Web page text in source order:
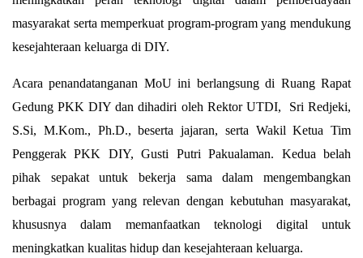
masyarakat serta memperkuat program-program yang mendukung
kesejahteraan keluarga di DIY.
Acara penandatanganan MoU ini berlangsung di Ruang Rapat
Gedung PKK DIY dan dihadiri oleh Rektor UTDI, Sri Redjeki,
S.Si, M.Kom., Ph.D., beserta jajaran, serta Wakil Ketua Tim
Penggerak PKK DIY, Gusti Putri Pakualaman. Kedua belah
pihak sepakat untuk bekerja sama dalam mengembangkan
berbagai program yang relevan dengan kebutuhan masyarakat,
khususnya dalam memanfaatkan teknologi digital untuk
meningkatkan kualitas hidup dan kesejahteraan keluarga.